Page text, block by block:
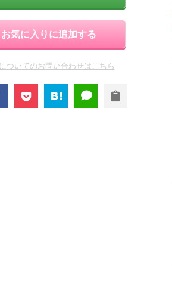
お気に入りに追加する
ついてのお問い合わせはこちら